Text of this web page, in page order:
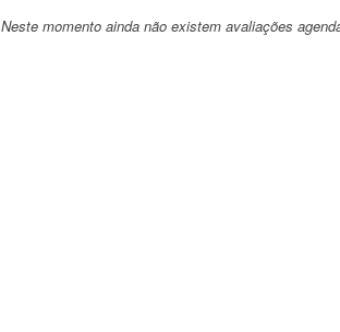
Neste momento ainda não existem avaliações